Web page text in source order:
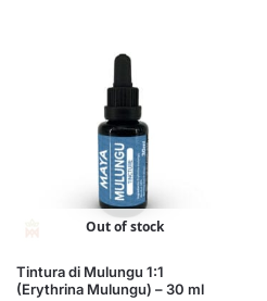
Out of stock
Tintura di Mulungu 1:1
(Erythrina Mulungu) – 30 ml